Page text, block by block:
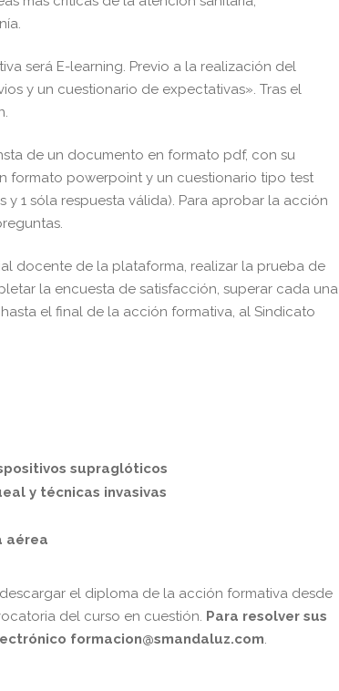
será E-learning. Previo a la realización del
y un cuestionario de expectativas». Tras el
de un documento en formato pdf, con su
formato powerpoint y un cuestionario tipo test
1 sóla respuesta válida). Para aprobar la acción
docente de la plataforma, realizar la prueba de
la encuesta de satisfacción, superar cada una
el final de la acción formativa, al Sindicato
supraglóticos
y técnicas invasivas
aérea
el diploma de la acción formativa desde
del curso en cuestión. Para resolver sus
formacion@smandaluz.com.